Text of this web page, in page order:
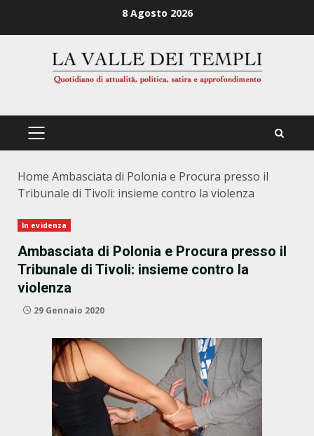
8 Agosto 2026
PRIMÄRES
Home Ambasciata di Polonia e Procura presso il
Tribunale di Tivoli: insieme contro la violenza
In evidenza
Ambasciata di Polonia e Procura presso il
Tribunale di Tivoli: insieme contro la
violenza
29 Gennaio 2020